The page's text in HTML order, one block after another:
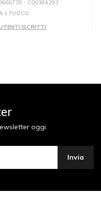
- C00384293
1 FUOCO
ISCRITTI
oggi.